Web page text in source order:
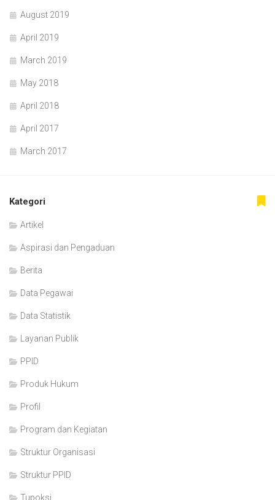
August 2019
April 2019
March 2019
May 2018
April 2018
April 2017
March 2017
Kategori
Artikel
Aspirasi dan Pengaduan
Berita
Data Pegawai
Data Statistik
Layanan Publik
PPID
Produk Hukum
Profil
Program dan Kegiatan
Struktur Organisasi
Struktur PPID
Tupoksi